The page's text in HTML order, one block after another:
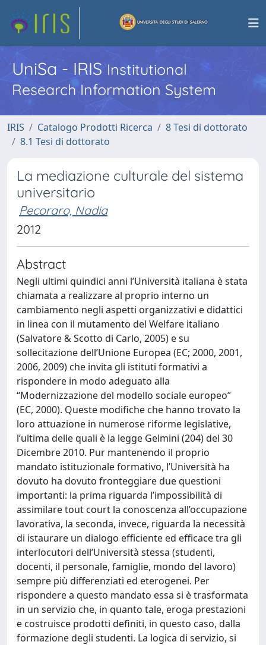
UniSa - IRISInstitutional
Research Information System
IRIS Catalogo Prodotti Ricerca
8 Tesi di dottorato
8.1 Tesi di dottorato
La mediazione culturale del sistema
universitario
Pecoraro, Nadia
2012
Abstract
Negli ultimi quindici anni l’Università italiana è stata
chiamata a realizzare al proprio interno un
cambiamento negli aspetti organizzativi e didattici
in linea con il mutamento del Welfare italiano
(Salvatore & Scotto di Carlo, 2005) e su
sollecitazione dell’Unione Europea (EC; 2000, 2001,
2006, 2009) che invita gli istituti formativi a
rispondere in modo adeguato alla
“Modernizzazione del modello sociale europeo”
(EC, 2000). Queste modifiche che hanno trovato la
loro attuazione in numerose riforme legislative,
l’ultima delle quali è la legge Gelmini (204) del 30
Dicembre 2010. Pur mantenendo il proprio
mandato istituzionale formativo, l’Università ha
dovuto ha dovuto fronteggiare due questioni
importanti: la prima riguarda l’impossibilità di
assimilare tout court la conoscenza all’occupazione
lavorativa, la seconda, invece, riguarda la necessità
di istaurare un dialogo efficiente ed efficace tra gli
interlocutori dell’Università stessa (studenti,
docenti, il personale, famiglie, mondo del lavoro)
sempre più differenziati ed eterogenei. Per
rispondere a questo mandato essa si è trasformata
in un servizio che, in quanto tale, eroga prestazioni
e costruisce prodotti definiti, in questo caso, dalla
formazione degli studenti. La logica di servizio, si